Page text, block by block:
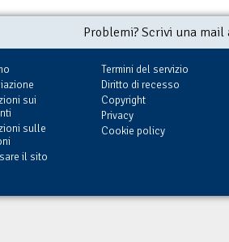
Problemi? Scrivi una
sui
sulle
il sito
Termini del servizio
Diritto di recesso
Copyright
Privacy
Cookie policy